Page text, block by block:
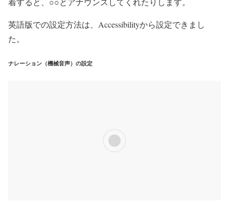
英語版での設定方法は、Accessibilityから設定できまし
た。
ナレーション（機械音声）の設定